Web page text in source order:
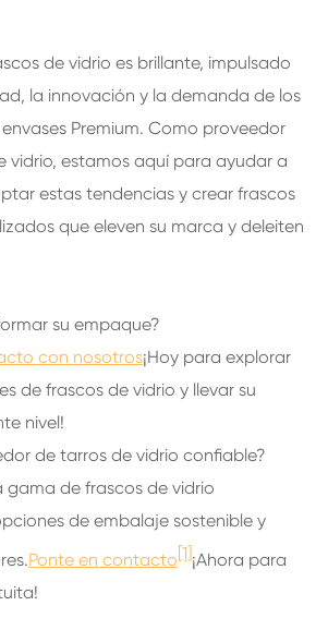
de vidrio es brillante, impulsado
la innovación y la demanda de los
Premium. Como proveedor
vidrio, estamos aquí para ayudar a
estas tendencias y crear frascos
que eleven su marca y deleiten
su empaque?
con nosotros¡Hoy para explorar
de frascos de vidrio y llevar su
nivel!
de tarros de vidrio confiable?
gama de frascos de vidrio
de embalaje sostenible y
Ponte en contacto[1]¡Ahora para